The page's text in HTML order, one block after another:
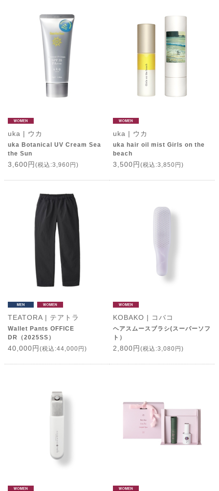
uka | ウカ
uka Botanical UV Cream Sea
the Sun
3,600円 (税込:3,960円)
uka | ウカ
uka hair oil mist Girls on the
beach
3,500円 (税込:3,850円)
TEATORA | テアトラ
Wallet Pants OFFICE
DR（2025SS）
40,000円 (税込:44,000円)
KOBAKO | コバコ
ヘアスムースブラシ(スーパーソフ
ト）
2,800円 (税込:3,080円)